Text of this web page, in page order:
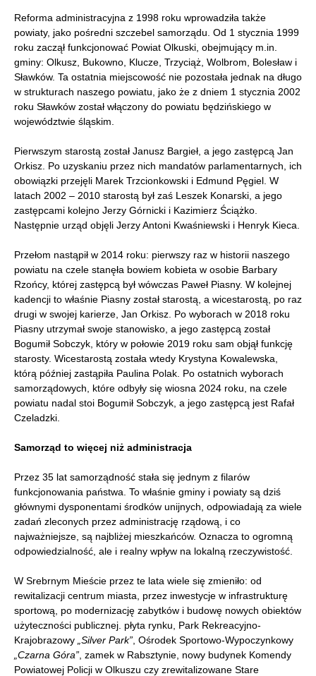
Reforma administracyjna z 1998 roku wprowadziła także
powiaty, jako pośredni szczebel samorządu. Od 1 stycznia 1999
roku zaczął funkcjonować Powiat Olkuski, obejmujący m.in.
gminy: Olkusz, Bukowno, Klucze, Trzyciąż, Wolbrom, Bolesław i
Sławków. Ta ostatnia miejscowość nie pozostała jednak na długo
w strukturach naszego powiatu, jako że z dniem 1 stycznia 2002
roku Sławków został włączony do powiatu będzińskiego w
województwie śląskim.
Pierwszym starostą został Janusz Bargieł, a jego zastępcą Jan
Orkisz. Po uzyskaniu przez nich mandatów parlamentarnych, ich
obowiązki przejęli Marek Trzcionkowski i Edmund Pęgiel. W
latach 2002 – 2010 starostą był zaś Leszek Konarski, a jego
zastępcami kolejno Jerzy Górnicki i Kazimierz Ściążko.
Następnie urząd objęli Jerzy Antoni Kwaśniewski i Henryk Kieca.
Przełom nastąpił w 2014 roku: pierwszy raz w historii naszego
powiatu na czele stanęła bowiem kobieta w osobie Barbary
Rzońcy, której zastępcą był wówczas Paweł Piasny. W kolejnej
kadencji to właśnie Piasny został starostą, a wicestarostą, po raz
drugi w swojej karierze, Jan Orkisz. Po wyborach w 2018 roku
Piasny utrzymał swoje stanowisko, a jego zastępcą został
Bogumił Sobczyk, który w połowie 2019 roku sam objął funkcję
starosty. Wicestarostą została wtedy Krystyna Kowalewska,
którą później zastąpiła Paulina Polak. Po ostatnich wyborach
samorządowych, które odbyły się wiosna 2024 roku, na czele
powiatu nadal stoi Bogumił Sobczyk, a jego zastępcą jest Rafał
Czeladzki.
Samorząd to więcej niż administracja
Przez 35 lat samorządność stała się jednym z filarów
funkcjonowania państwa. To właśnie gminy i powiaty są dziś
głównymi dysponentami środków unijnych, odpowiadają za wiele
zadań zleconych przez administrację rządową, i co
najważniejsze, są najbliżej mieszkańców. Oznacza to ogromną
odpowiedzialność, ale i realny wpływ na lokalną rzeczywistość.
W Srebrnym Mieście przez te lata wiele się zmieniło: od
rewitalizacji centrum miasta, przez inwestycje w infrastrukturę
sportową, po modernizację zabytków i budowę nowych obiektów
użyteczności publicznej. płyta rynku, Park Rekreacyjno-
Krajobrazowy „Silver Park” , Ośrodek Sportowo-Wypoczynkowy
„Czarna Góra” , zamek w Rabsztynie, nowy budynek Komendy
Powiatowej Policji w Olkuszu czy zrewitalizowane Stare